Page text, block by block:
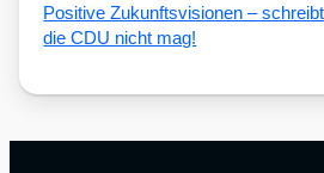
Posi­ti­ve Zukunfts­vi­sio­nen –
die CDU nicht mag!